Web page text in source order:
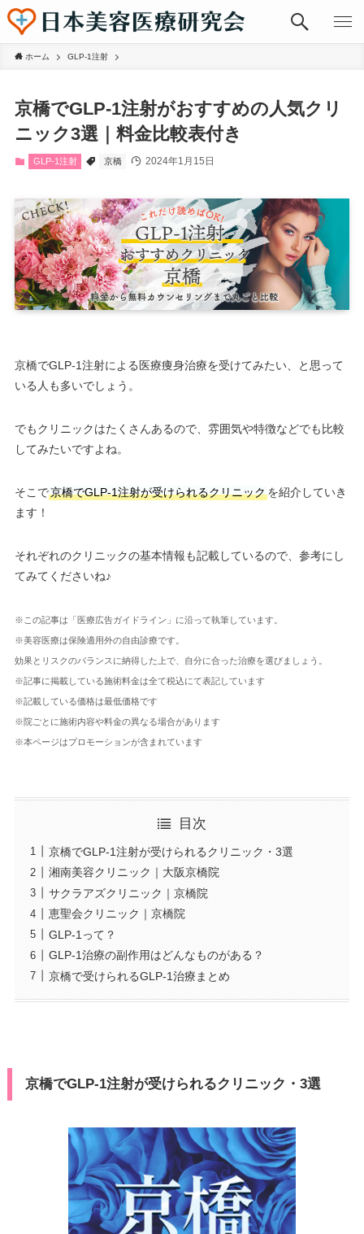
ホーム GLP-1注射
京橋でGLP-1注射がおすすめの人気クリ
ニック3選｜料金比較表付き
GLP-1注射 京橋 2024年1月15日
京橋でGLP-1注射による医療痩身治療を受けてみたい、と思って
いる人も多いでしょう。
でもクリニックはたくさんあるので、雰囲気や特徴などでも比較
してみたいですよね。
そこで京橋でGLP-1注射が受けられるクリニックを紹介していき
ます！
それぞれのクリニックの基本情報も記載しているので、参考にし
てみてくださいね♪
※この記事は「医療広告ガイドライン」に沿って執筆しています。
※美容医療は保険適用外の自由診療です。
効果とリスクのバランスに納得した上で、自分に合った治療を選びましょう。
※記事に掲載している施術料金は全て税込にて表記しています
※記載している価格は最低価格です
※院ごとに施術内容や料金の異なる場合があります
※本ページはプロモーションが含まれています
目次
京橋でGLP-1注射が受けられるクリニック・3選
湘南美容クリニック｜大阪京橋院
サクラアズクリニック｜京橋院
恵聖会クリニック｜京橋院
GLP-1って？
GLP-1治療の副作用はどんなものがある？
京橋で受けられるGLP-1治療まとめ
京橋でGLP-1注射が受けられるクリニック・3選